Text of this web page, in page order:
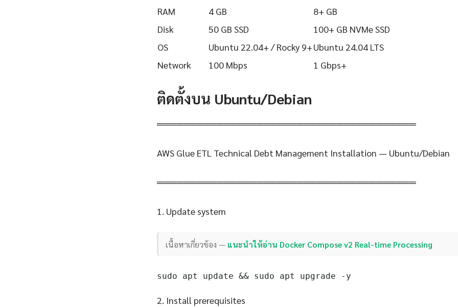
RAM
4 GB
8+ GB
Disk
50 GB SSD
100+ GB NVMe SSD
OS
Ubuntu 22.04+ / Rocky 9+Ubuntu 24.04 LTS
Network
100 Mbps 1 Gbps+
ติดตั้งบน Ubuntu/Debian
═══════════════════════════════════════
AWS Glue ETL Technical Debt Management Installation — Ubuntu/Debian
═══════════════════════════════════════
1. Update system
เนื้อหาเกี่ยวข้อง — แนะนำให้อ่าน Docker Compose v2 Real-time Processing
sudo apt update && sudo apt upgrade -y
2. Install prerequisites